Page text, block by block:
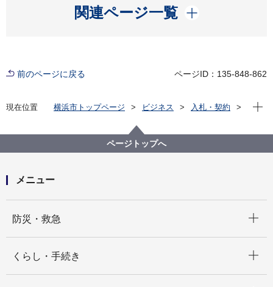
関連ページ一覧
開く
前のページに戻る ページID：135-848-862
現在位置 横浜市トップページ ビジネス
入札・契約
【入札結果掲載】【公募型指名競争入札】高等学校授
業料徴収事務等人材派遣
現在
ページトップへ
メニュー
防災・救急
くらし・手続き